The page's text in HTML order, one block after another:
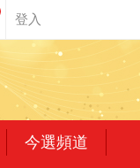
今選頻道